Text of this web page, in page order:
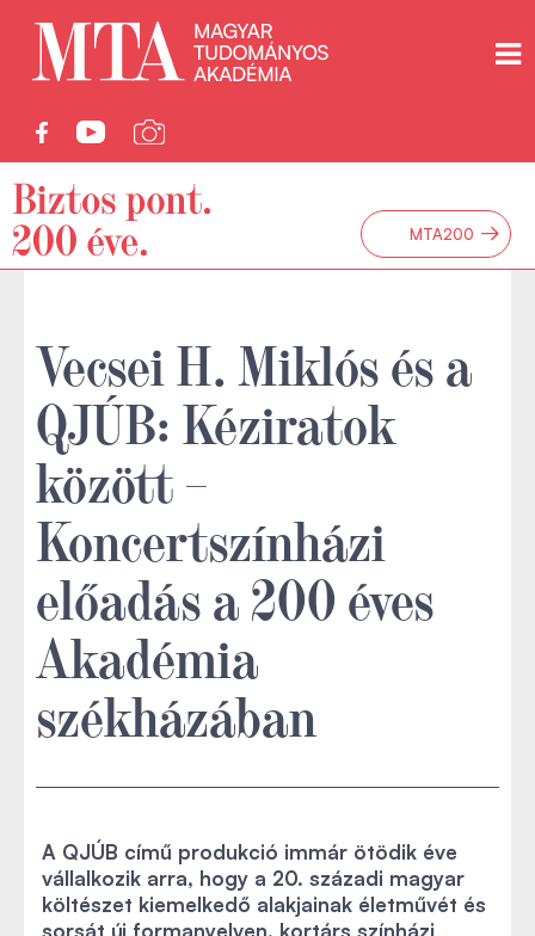
MTA200 →
Vecsei H. Miklós és a
QJÚB: Kéziratok
között –
Koncertszínházi
előadás a 200 éves
Akadémia
székházában
A QJÚB című produkció immár ötödik éve
vállalkozik arra, hogy a 20. századi magyar
költészet kiemelkedő alakjainak életművét és
sorsát új formanyelven, kortárs színházi